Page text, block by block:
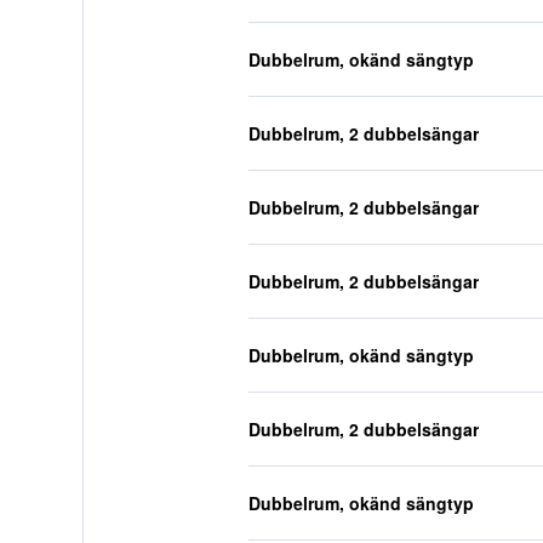
Dubbelrum, okänd sängtyp
Dubbelrum, 2 dubbelsängar
Dubbelrum, 2 dubbelsängar
Dubbelrum, 2 dubbelsängar
Dubbelrum, okänd sängtyp
Dubbelrum, 2 dubbelsängar
Dubbelrum, okänd sängtyp